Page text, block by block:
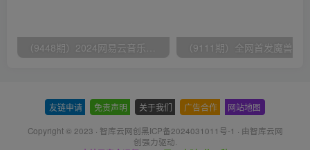
友链申请 免责声明 关于我们 广告合作 网站地图
Copyright © 2023 · 智库云网创黑ICP备2024031011号-1 · 由智库云网
创强力驱动.